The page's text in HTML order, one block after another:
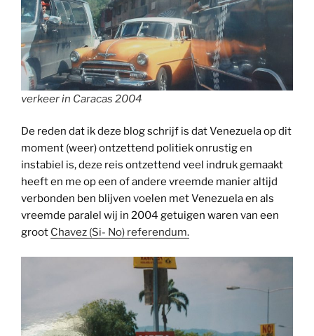
verkeer in Caracas 2004
De reden dat ik deze blog schrijf is dat Venezuela op dit
moment (weer) ontzettend politiek onrustig en
instabiel is, deze reis ontzettend veel indruk gemaakt
heeft en me op een of andere vreemde manier altijd
verbonden ben blijven voelen met Venezuela en als
vreemde paralel wij in 2004 getuigen waren van een
groot Chavez (Si- No) referendum.